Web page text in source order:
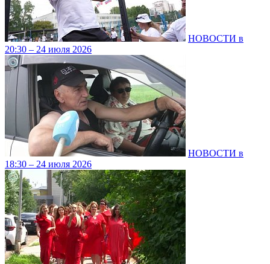
НОВОСТИ в
20:30 – 24 июля 2026
НОВОСТИ в
18:30 – 24 июля 2026